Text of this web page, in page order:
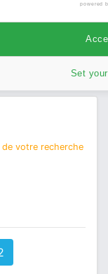
votre recherche
powered
Set